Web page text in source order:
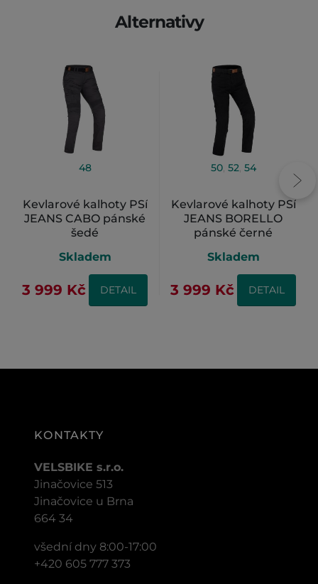
Alternativy
48
Kevlarové kalhoty PSí
JEANS CABO pánské
šedé
Skladem
3 999 Kč DETAIL
50, 52, 54
Kevlarové kalhoty PSí
JEANS BORELLO
pánské černé
Skladem
3 999 Kč DETAIL
KONTAKTY
VELSBIKE s.r.o.
Jinačovice 513
Jinačovice u Brna
664 34
všední dny 8:00-17:00
+420 605 777 373